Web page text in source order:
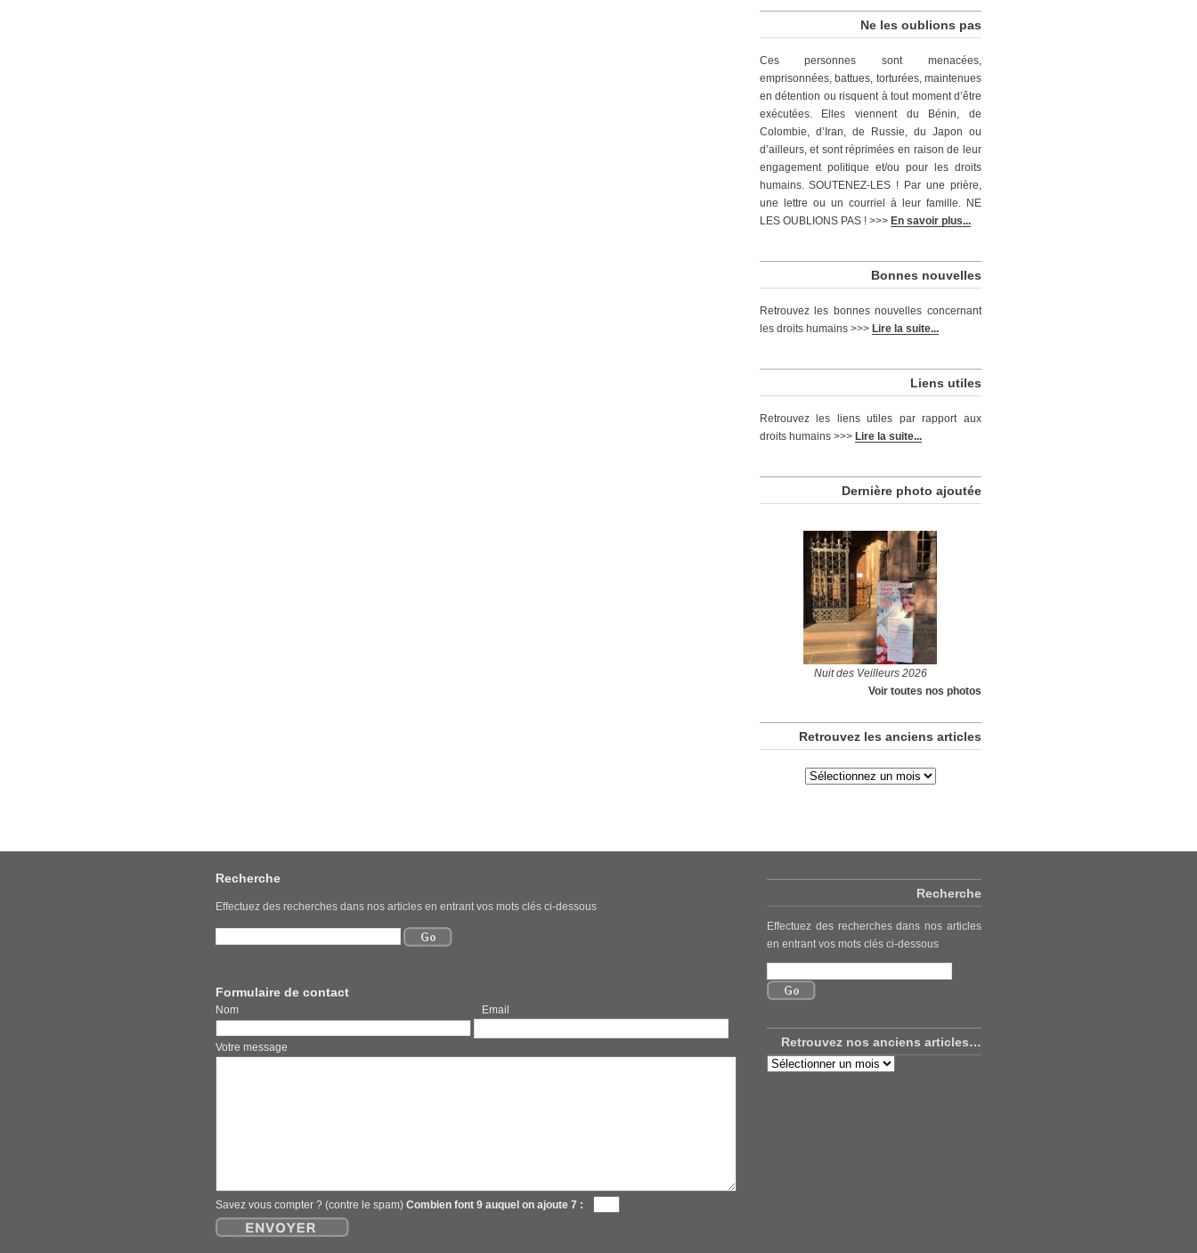
Ne les oublions pas
Ces personnes sont menacées,
emprisonnées, battues, torturées, maintenues
en détention ou risquent à tout moment d’être
exécutées. Elles viennent du Bénin, de
Colombie, d’Iran, de Russie, du Japon ou
d’ailleurs, et sont réprimées en raison de leur
engagement politique et/ou pour les droits
humains. SOUTENEZ-LES ! Par une prière,
une lettre ou un courriel à leur famille. NE
LES OUBLIONS PAS ! >>> En savoir plus...
Bonnes nouvelles
Retrouvez les bonnes nouvelles concernant
les droits humains >>> Lire la suite...
Liens utiles
Retrouvez les liens utiles par rapport aux
droits humains >>> Lire la suite...
Dernière photo ajoutée
Nuit des Veilleurs 2026
Voir toutes nos photos
Retrouvez les anciens articles
Recherche
Effectuez des recherches dans nos articles en entrant vos mots clés ci-dessous
Formulaire de contact
Nom Email
Votre message
Savez vous compter ? (contre le spam) Combien font 9 auquel on ajoute 7 :
Recherche
Effectuez des recherches dans nos articles
en entrant vos mots clés ci-dessous
Retrouvez nos anciens articles…
Retrouvez